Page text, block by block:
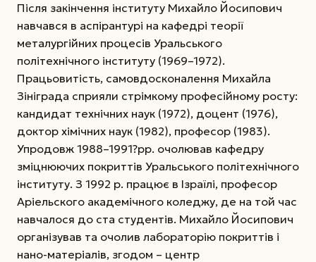
Після закінчення інституту Михайло Йосипович
навчався в аспірантурі на кафедрі теорії
металургійних процесів Уральського
політехнічного інституту (1969–1972).
Працьовитість, самовдосконалення Михайла
Зініграда сприяли стрімкому професійному росту:
кандидат технічних наук (1972), доцент (1976),
доктор хімічних наук (1982), професор (1983).
Упродовж 1988–1991?рр. очолював кафедру
зміцнюючих покриттів Уральського політехнічного
інституту. З 1992 р. працює в Ізраїлі, професор
Аріельского академічного коледжу, де на той час
навчалося до ста студентів. Михайло Йосипович
організував та очолив лабораторію покриттів і
нано-матеріалів, згодом – центр